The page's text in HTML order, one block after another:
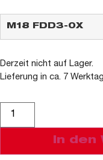
Derzeit nicht auf Lager.
Lieferung in ca. 7
In den